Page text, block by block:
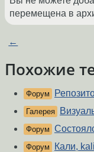
перемещена в
←
Похожие
Форум
Галерея
Форум
Форум Кали,